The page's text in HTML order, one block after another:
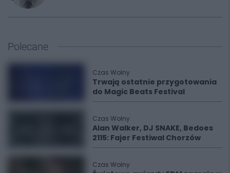
Polecane
Czas Wolny
Trwają ostatnie przygotowania
do Magic Beats Festival
Czas Wolny
Alan Walker, DJ SNAKE, Bedoes
2115: Fajer Festiwal Chorzów
Czas Wolny